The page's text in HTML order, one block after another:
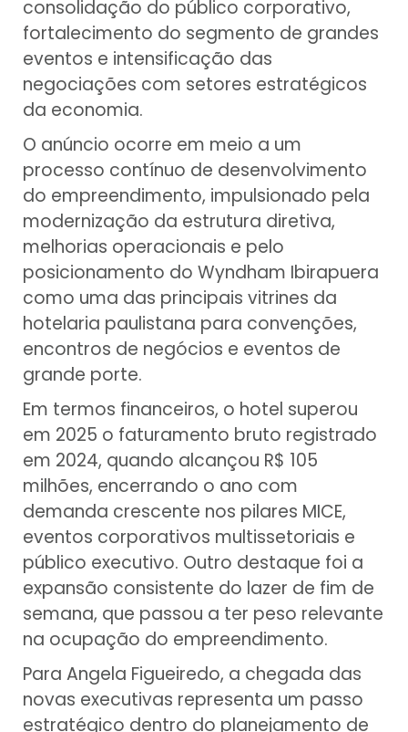
consolidação do público corporativo,
fortalecimento do segmento de grandes
eventos e intensificação das
negociações com setores estratégicos
da economia.
O anúncio ocorre em meio a um
processo contínuo de desenvolvimento
do empreendimento, impulsionado pela
modernização da estrutura diretiva,
melhorias operacionais e pelo
posicionamento do Wyndham Ibirapuera
como uma das principais vitrines da
hotelaria paulistana para convenções,
encontros de negócios e eventos de
grande porte.
Em termos financeiros, o hotel superou
em 2025 o faturamento bruto registrado
em 2024, quando alcançou R$ 105
milhões, encerrando o ano com
demanda crescente nos pilares MICE,
eventos corporativos multissetoriais e
público executivo. Outro destaque foi a
expansão consistente do lazer de fim de
semana, que passou a ter peso relevante
na ocupação do empreendimento.
Para Angela Figueiredo, a chegada das
novas executivas representa um passo
estratégico dentro do planejamento de